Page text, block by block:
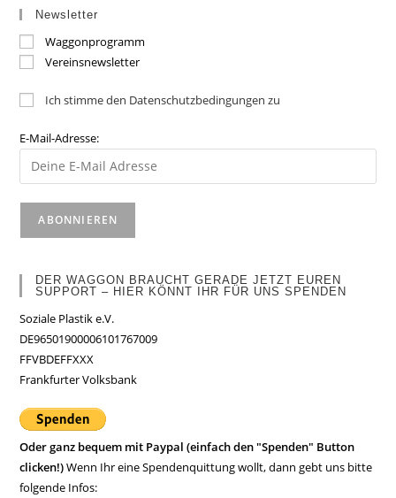
Newsletter
Waggonprogramm
Vereinsnewsletter
Ich stimme den Datenschutzbedingungen zu
E-Mail-Adresse:
DER WAGGON BRAUCHT GERADE JETZT EUREN
SUPPORT – HIER KÖNNT IHR FÜR UNS SPENDEN
Soziale Plastik e.V.
DE96501900006101767009
FFVBDEFFXXX
Frankfurter Volksbank
Oder ganz bequem mit Paypal (einfach den "Spenden" Button
clicken!)Wenn Ihr eine Spendenquittung wollt, dann gebt uns bitte
folgende Infos: